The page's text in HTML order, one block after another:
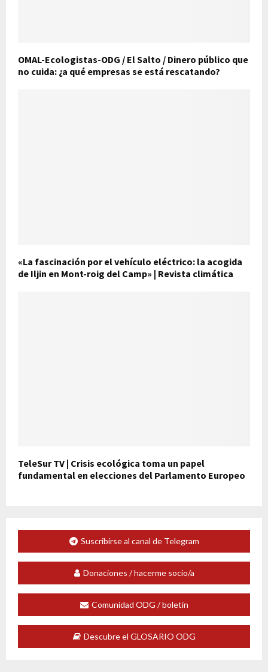
OMAL-Ecologistas-ODG / El Salto / Dinero público que
no cuida: ¿a qué empresas se está rescatando?
«La fascinación por el vehículo eléctrico: la acogida
de Iljin en Mont-roig del Camp» | Revista climática
TeleSur TV | Crisis ecológica toma un papel
fundamental en elecciones del Parlamento Europeo
Suscribirse al canal de Telegram
Donaciones / hacerme socio/a
Comunidad ODG / boletín
Descubre el GLOSARIO ODG